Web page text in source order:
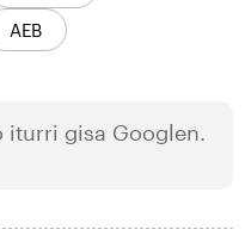
AEB
iturri gisa Googlen.